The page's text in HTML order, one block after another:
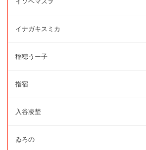
イナガキスミカ
稲穂うー子
指宿
入谷凌埜
ゐろの